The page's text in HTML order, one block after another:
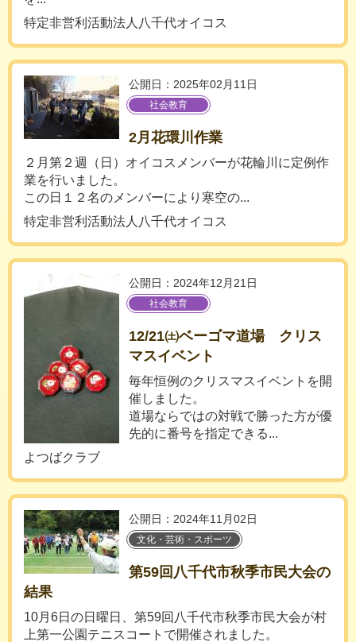
特定非営利活動法人八千代オイコス
公開日：2025年02月11日
社会教育
2月花環川作業
２月第２週（日）オイコスメンバーが花輪川に定例作
業を行いました。
この日１２名のメンバーにより寒空の...
特定非営利活動法人八千代オイコス
公開日：2024年12月21日
社会教育
12/21㈯ベーゴマ道場 クリス
マスイベント
毎年恒例のクリスマスイベントを開
催しました。
道場ならではの対戦で勝った方が優
先的に番号を指定できる...
よつばクラブ
公開日：2024年11月02日
文化・芸術・スポーツ
第59回八千代市秋季市民大会の
結果
10月6日の日曜日、第59回八千代市秋季市民大会が村
上第一公園テニスコートで開催されました。